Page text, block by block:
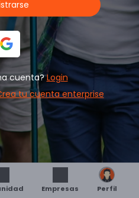
cuenta?Login
tu cuenta enterprise
Empresas Perfil